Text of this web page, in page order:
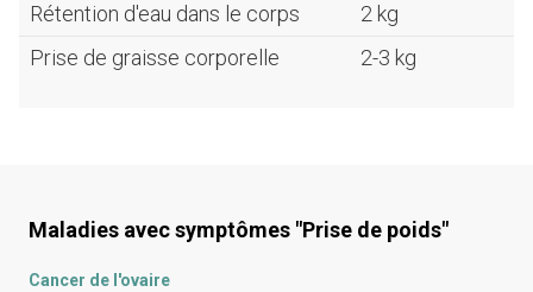
Rétention d'eau dans le corps
2 kg
Prise de graisse corporelle
2-3 kg
Maladies avec symptômes "Prise de poids"
Cancer de l'ovaire